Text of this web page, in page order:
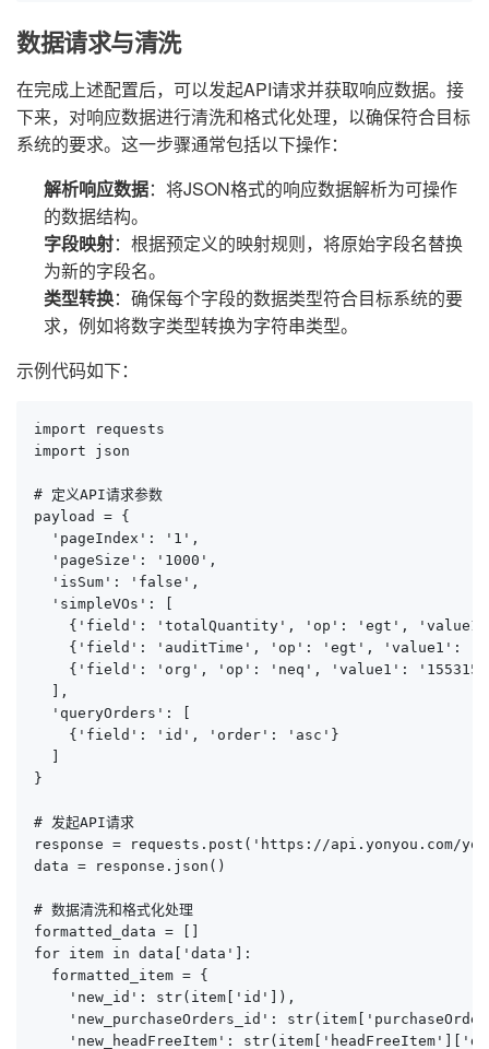
数据请求与清洗
在完成上述配置后，可以发起API请求并获取响应数据。接
下来，对响应数据进行清洗和格式化处理，以确保符合目标
系统的要求。这一步骤通常包括以下操作：
解析响应数据：将JSON格式的响应数据解析为可操作
的数据结构。
字段映射：根据预定义的映射规则，将原始字段名替换
为新的字段名。
类型转换：确保每个字段的数据类型符合目标系统的要
求，例如将数字类型转换为字符串类型。
示例代码如下：
import requests
import json
# 定义API请求参数
payload = {
  'pageIndex': '1',
  'pageSize': '1000',
  'isSum': 'false',
  'simpleVOs': [
{'field': 'totalQuantity', 'op': 'egt',
{'field': 'auditTime', 'op': 'egt', 'value1':
{'field': 'org', 'op': 'neq', 'value1':
  ],
  'queryOrders': [
    {'field': 'id', 'order': 'asc'}
}
# 发起API请求
response = requests.post('https://api.yonyou.com/
data = response.json()
# 数据清洗和格式化处理
formatted_data = []
for item in data['data']:
  formatted_item = {
    'new_id': str(item['id']),
'new_purchaseOrders_id':
'new_headFreeItem':